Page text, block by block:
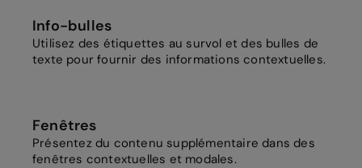
Info-bulles
Utilisez des étiquettes au survol et des bulles de
texte pour fournir des informations contextuelles.
Fenêtres
Présentez du contenu supplémentaire dans des
fenêtres contextuelles et modales.